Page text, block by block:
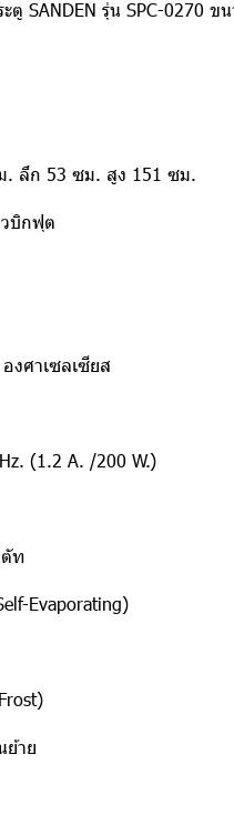
ตู SANDEN รุ่น SPC-0270
. ลึก 53 ซม. สูง 151 ซม.
บิกฟุต
งศาเซลเซียส
(1.2 A. /200 W.)
ตัท
Evaporating)
ย้าย